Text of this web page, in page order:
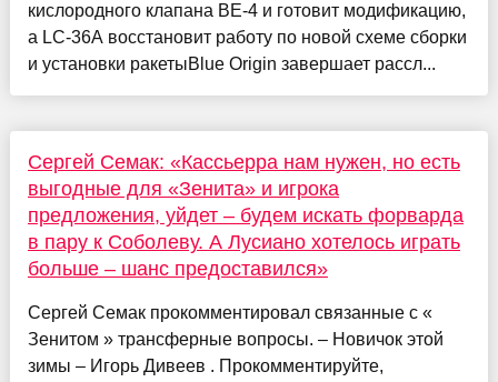
кислородного клапана BE-4 и готовит модификацию,
а LC-36A восстановит работу по новой схеме сборки
и установки ракетыBlue Origin завершает рассл...
Сергей Семак: «Кассьерра нам нужен, но есть
выгодные для «Зенита» и игрока
предложения, уйдет – будем искать форварда
в пару к Соболеву. А Лусиано хотелось играть
больше – шанс предоставился»
Сергей Семак прокомментировал связанные с «
Зенитом » трансферные вопросы. – Новичок этой
зимы – Игорь Дивеев . Прокомментируйте,